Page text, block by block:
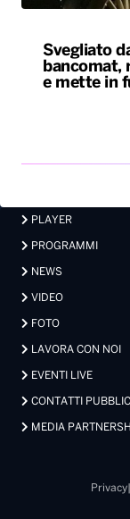
Svegliato
bancomat,
e mette in
PLAYER
PROGRAMMI
NEWS
VIDEO
FOTO
LAVORA CON NOI
EVENTI LIVE
CONTATTI
MEDIA
Privacy|